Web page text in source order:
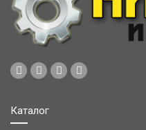
Каталог